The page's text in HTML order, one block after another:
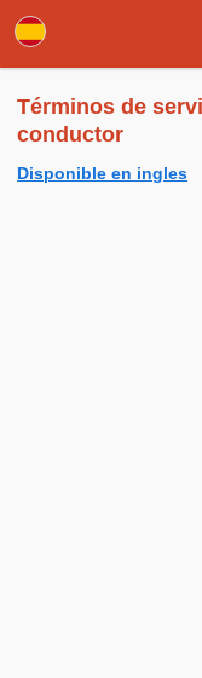
Términos de
conductor
Disponible en ingles